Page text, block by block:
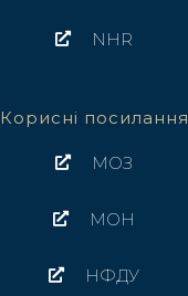
NHR
Корисні посилання
МОЗ
МОН
НФДУ